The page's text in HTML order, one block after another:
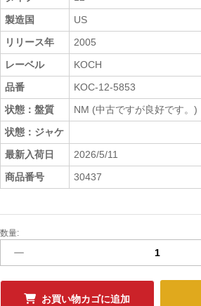
製造国
US
リリース年
2005
レーベル
KOCH
品番
KOC-12-5853
状態：盤質
NM (中古ですが良好です。)
状態：ジャケ
最新入荷日
2026/5/11
商品番号
30437
中
ﾚ
ｺ
数量:
お買い物カゴに追加